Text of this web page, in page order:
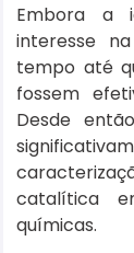
Embora a
interesse
tempo até
fossem
Desde
catalítica
químicas.